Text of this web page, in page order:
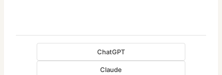
ChatGPT
Claude